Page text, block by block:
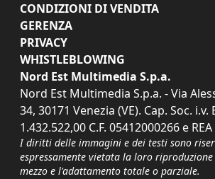
CONDIZIONI DI VENDITA
GERENZA
PRIVACY
WHISTLEBLOWING
Nord Est Multimedia S.p.a.
Nord Est Multimedia S.p.a. - Via
34, 30171 Venezia (VE). Cap. Soc. i.v.
1.432.522,00 C.F. 05412000266 e
I diritti delle immagini e dei testi sono
espressamente vietata la loro
mezzo e l'adattamento totale o parziale.